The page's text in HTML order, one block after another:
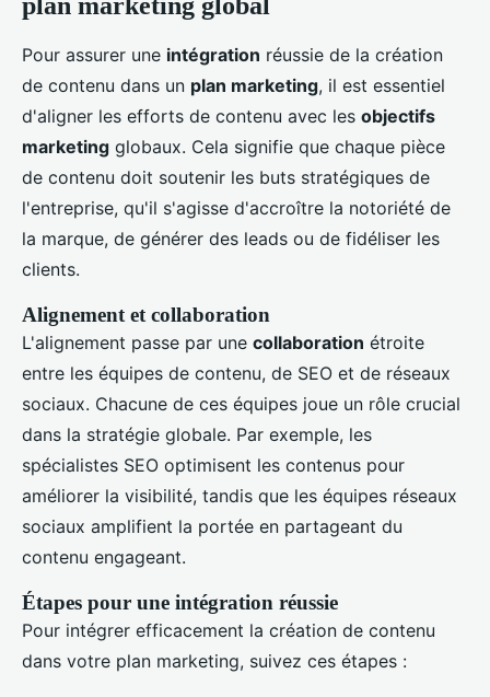
Pour assurer une intégration réussie de la création
de contenu dans un plan marketing, il est essentiel
d'aligner les efforts de contenu avec les objectifs
marketing globaux. Cela signifie que chaque pièce
de contenu doit soutenir les buts stratégiques de
l'entreprise, qu'il s'agisse d'accroître la notoriété de
la marque, de générer des leads ou de fidéliser les
clients.
Alignement et collaboration
L'alignement passe par une collaboration étroite
entre les équipes de contenu, de SEO et de réseaux
sociaux. Chacune de ces équipes joue un rôle crucial
dans la stratégie globale. Par exemple, les
spécialistes SEO optimisent les contenus pour
améliorer la visibilité, tandis que les équipes réseaux
sociaux amplifient la portée en partageant du
contenu engageant.
Étapes pour une intégration réussie
Pour intégrer efficacement la création de contenu
dans votre plan marketing, suivez ces étapes :